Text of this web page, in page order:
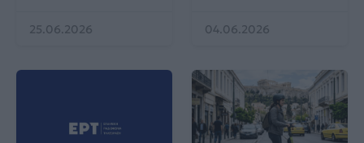
25.06.2026 04.06.2026